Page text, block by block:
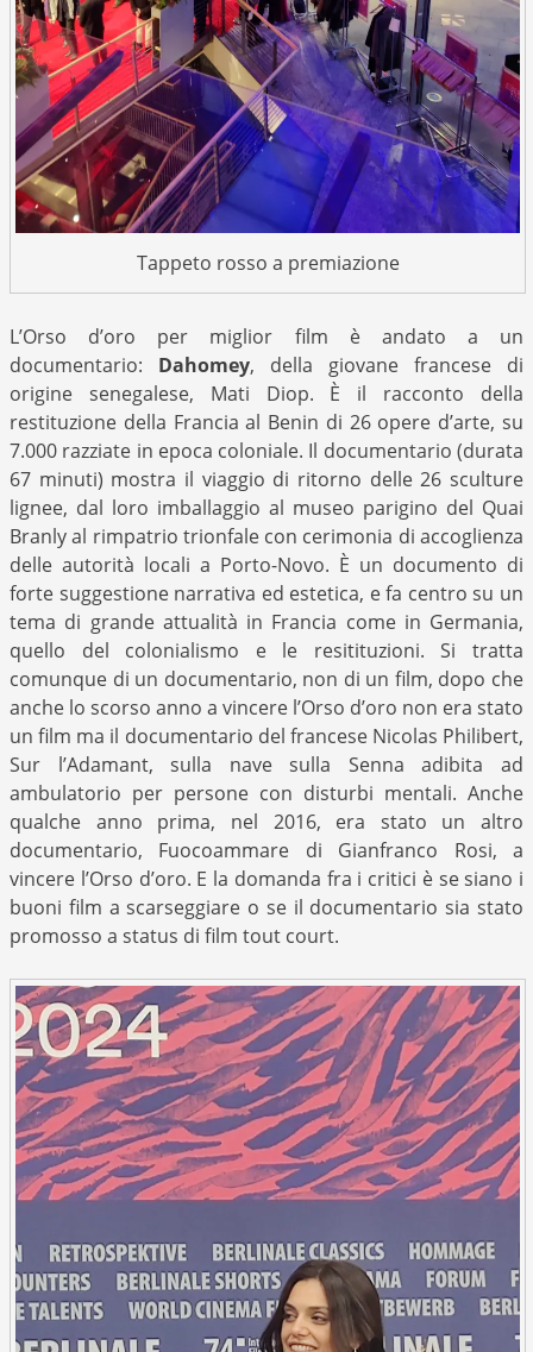
Tappeto rosso a premiazione
L’Orso d’oro per miglior film è andato a un
documentario: Dahomey, della giovane francese di
origine senegalese, Mati Diop. È il racconto della
restituzione della Francia al Benin di 26 opere d’arte, su
7.000 razziate in epoca coloniale. Il documentario (durata
67 minuti) mostra il viaggio di ritorno delle 26 sculture
lignee, dal loro imballaggio al museo parigino del Quai
Branly al rimpatrio trionfale con cerimonia di accoglienza
delle autorità locali a Porto-Novo. È un documento di
forte suggestione narrativa ed estetica, e fa centro su un
tema di grande attualità in Francia come in Germania,
quello del colonialismo e le resitituzioni. Si tratta
comunque di un documentario, non di un film, dopo che
anche lo scorso anno a vincere l’Orso d’oro non era stato
un film ma il documentario del francese Nicolas Philibert,
Sur l’Adamant, sulla nave sulla Senna adibita ad
ambulatorio per persone con disturbi mentali. Anche
qualche anno prima, nel 2016, era stato un altro
documentario, Fuocoammare di Gianfranco Rosi, a
vincere l’Orso d’oro. E la domanda fra i critici è se siano i
buoni film a scarseggiare o se il documentario sia stato
promosso a status di film tout court.